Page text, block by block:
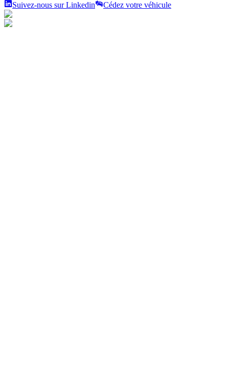
Suivez-nous sur Linkedin Cédez votre véhicule